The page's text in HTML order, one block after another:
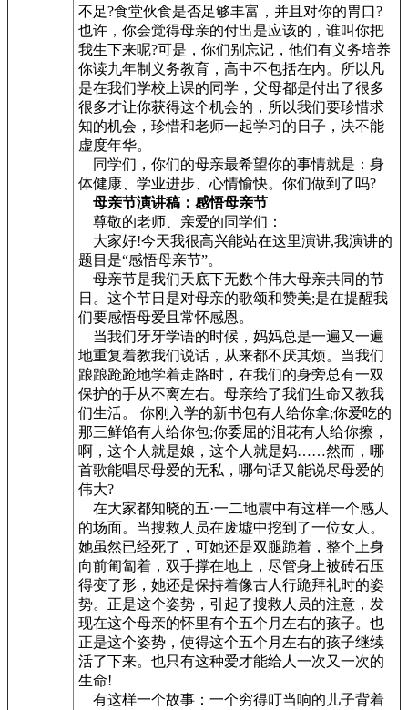
不足?食堂伙食是否足够丰富，并且对你的胃口?
也许，你会觉得母亲的付出是应该的，谁叫你把
我生下来呢?可是，你们别忘记，他们有义务培养
你读九年制义务教育，高中不包括在内。所以凡
是在我们学校上课的同学，父母都是付出了很多
很多才让你获得这个机会的，所以我们要珍惜求
知的机会，珍惜和老师一起学习的日子，决不能
虚度年华。
同学们，你们的母亲最希望你的事情就是：身
体健康、学业进步、心情愉快。你们做到了吗?
母亲节演讲稿：感悟母亲节
尊敬的老师、亲爱的同学们：
大家好!今天我很高兴能站在这里演讲,我演讲的
题目是“感悟母亲节”。
母亲节是我们天底下无数个伟大母亲共同的节
日。这个节日是对母亲的歌颂和赞美;是在提醒我
们要感悟母爱且常怀感恩。
当我们牙牙学语的时候，妈妈总是一遍又一遍
地重复着教我们说话，从来都不厌其烦。当我们
踉踉跄跄地学着走路时，在我们的身旁总有一双
保护的手从不离左右。母亲给了我们生命又教我
们生活。 你刚入学的新书包有人给你拿;你爱吃的
那三鲜馅有人给你包;你委屈的泪花有人给你擦，
啊，这个人就是娘，这个人就是妈……然而，哪
首歌能唱尽母爱的无私，哪句话又能说尽母爱的
伟大?
在大家都知晓的五·一二地震中有这样一个感人
的场面。当搜救人员在废墟中挖到了一位女人。
她虽然已经死了，可她还是双腿跪着，整个上身
向前匍匐着，双手撑在地上，尽管身上被砖石压
得变了形，她还是保持着像古人行跪拜礼时的姿
势。正是这个姿势，引起了搜救人员的注意，发
现在这个母亲的怀里有个五个月左右的孩子。也
正是这个姿势，使得这个五个月左右的孩子继续
活了下来。也只有这种爱才能给人一次又一次的
生命!
有这样一个故事：一个穷得叮当响的儿子背着